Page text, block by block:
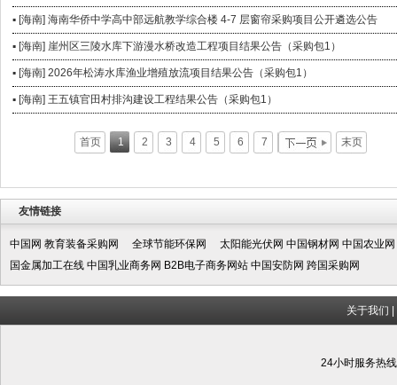
▪ [海南] 海南华侨中学高中部远航教学综合楼 4-7 层窗帘采购项目公开遴选公告
▪ [海南] 崖州区三陵水库下游漫水桥改造工程项目结果公告（采购包1）
▪ [海南] 2026年松涛水库渔业增殖放流项目结果公告（采购包1）
▪ [海南] 王五镇官田村排沟建设工程结果公告（采购包1）
首页 1 2 3 4 5 6 7 末页
友情链接
中国网 教育装备采购网 全球节能环保网 太阳能光伏网 中国钢材网 中国农业网
国金属加工在线 中国乳业商务网 B2B电子商务网站 中国安防网 跨国采购网
关于我们
24小时服务热